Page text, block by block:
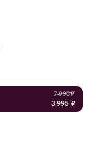
7 990₽
3 995 ₽